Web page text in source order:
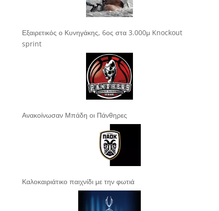
Εξαιρετικός ο Κυνηγάκης, 6ος στα 3.000μ Knockout
sprint
Ανακοίνωσαν Μπάδη οι Πάνθηρες
Καλοκαιριάτικο παιχνίδι με την φωτιά